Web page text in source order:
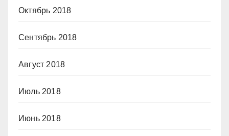
Октябрь 2018
Сентябрь 2018
Август 2018
Июль 2018
Июнь 2018